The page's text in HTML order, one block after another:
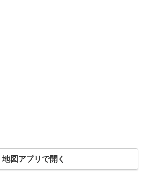
地図アプリで開く